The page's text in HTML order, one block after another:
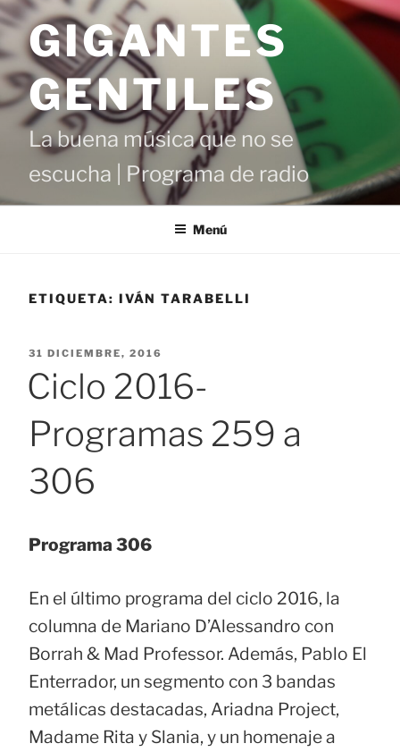
Saltar
contenido
GIGANTES
GENTILES
La buena música que no se
escucha | Programa de radio
Menú
ETIQUETA: IVÁN TARABELLI
PUBLICADO
31 DICIEMBRE, 2016
Ciclo 2016-
Programas 259 a
306
Programa 306
En el último programa del ciclo 2016, la
columna de Mariano D’Alessandro con
Borrah & Mad Professor. Además, Pablo El
Enterrador, un segmento con 3 bandas
metálicas destacadas, Ariadna Project,
Madame Rita y Slania, y un homenaje a